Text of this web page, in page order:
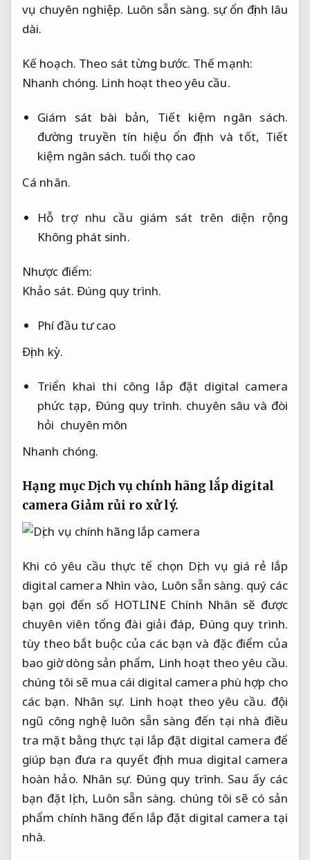
vụ chuyên nghiệp. Luôn sẵn sàng. sự ổn định lâu
dài.
Kế hoạch. Theo sát từng bước. Thế mạnh:
Nhanh chóng. Linh hoạt theo yêu cầu.
Giám sát bài bản, Tiết kiệm ngân sách.
đường truyền tín hiệu ổn định và tốt, Tiết
kiệm ngân sách. tuổi thọ cao
Cá nhân.
Hỗ trợ nhu cầu giám sát trên diện rộng
Không phát sinh.
Nhược điểm:
Khảo sát. Đúng quy trình.
Phí đầu tư cao
Định kỳ.
Triển khai thi công lắp đặt digital camera
phức tạp, Đúng quy trình. chuyên sâu và đòi
hỏi chuyên môn
Nhanh chóng.
Hạng mục Dịch vụ chính hãng lắp digital
camera Giảm rủi ro xử lý.
Khi có yêu cầu thực tế chọn Dịch vụ giá rẻ lắp
digital camera Nhìn vào, Luôn sẵn sàng. quý các
bạn gọi đến số HOTLINE Chính Nhân sẽ được
chuyên viên tổng đài giải đáp,Đúng quy trình.
tùy theo bắt buộc của các bạn và đặc điểm của
bao giờ dòng sản phẩm, Linh hoạt theo yêu cầu.
chúng tôi sẽ mua cái digital camera phù hợp cho
các bạn. Nhân sự. Linh hoạt theo yêu cầu. đội
ngũ công nghệ luôn sẵn sàng đến tại nhà điều
tra mặt bằng thực tại lắp đặt digital camera để
giúp bạn đưa ra quyết định mua digital camera
hoàn hảo. Nhân sự. Đúng quy trình. Sau ấy các
bạn đặt lịch, Luôn sẵn sàng. chúng tôi sẽ có sản
phẩm chính hãng đến lắp đặt digital camera tại
nhà.